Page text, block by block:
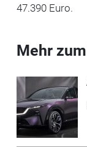
47.390 Euro.
Mehr